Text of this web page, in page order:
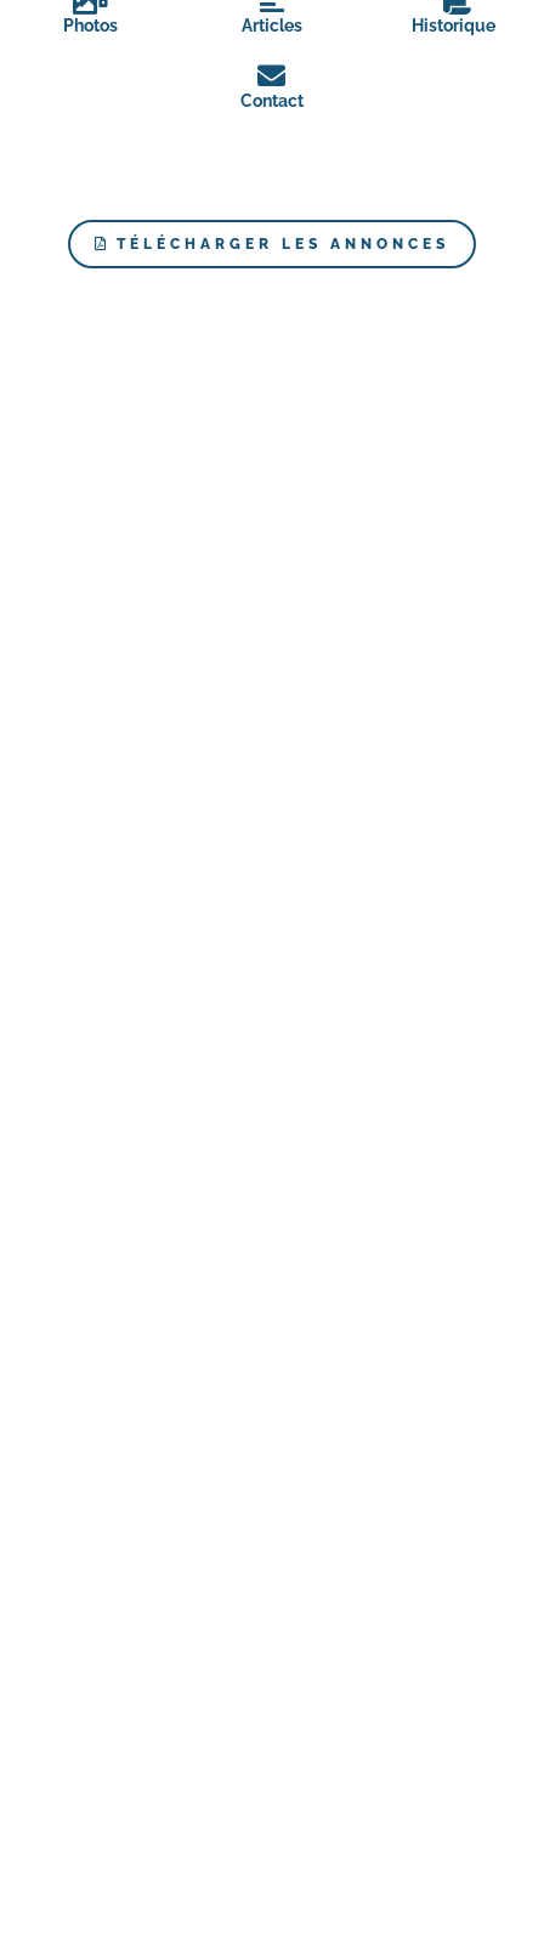
Photos Articles Historique
Contact
TÉLÉCHARGER LES ANNONCES